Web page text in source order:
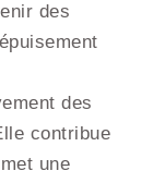
des
des
contribue
une